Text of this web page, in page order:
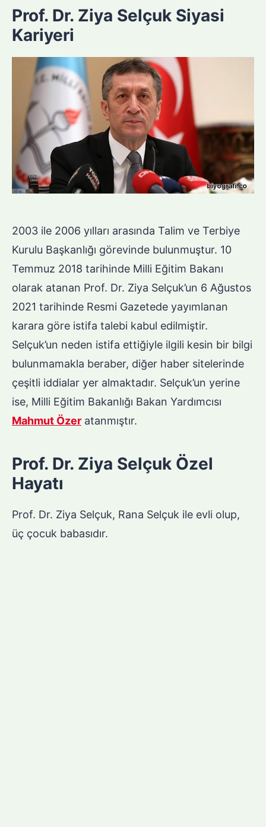
Prof. Dr. Ziya Selçuk Siyasi
Kariyeri
2003 ile 2006 yılları arasında Talim ve Terbiye
Kurulu Başkanlığı görevinde bulunmuştur. 10
Temmuz 2018 tarihinde Milli Eğitim Bakanı
olarak atanan Prof. Dr. Ziya Selçuk’un 6 Ağustos
2021 tarihinde Resmi Gazetede yayımlanan
karara göre istifa talebi kabul edilmiştir.
Selçuk’un neden istifa ettiğiyle ilgili kesin bir bilgi
bulunmamakla beraber, diğer haber sitelerinde
çeşitli iddialar yer almaktadır. Selçuk’un yerine
ise, Milli Eğitim Bakanlığı Bakan Yardımcısı
Mahmut Özer atanmıştır.
Prof. Dr. Ziya Selçuk Özel
Hayatı
Prof. Dr. Ziya Selçuk, Rana Selçuk ile evli olup,
üç çocuk babasıdır.